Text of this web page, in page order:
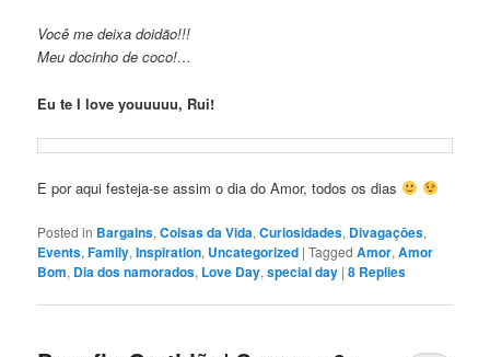
Você me deixa doidão!!!
Meu docinho de coco!…
Eu te I love youuuuu, Rui!
E por aqui festeja-se assim o dia do Amor, todos os dias
Posted in Bargains,Coisas da Vida,Curiosidades, Divagaçōes,
Events,Family,Inspiration, Uncategorized |Tagged Amor,Amor
Bom, Dia dos namorados, Love Day,special day |8 Replies